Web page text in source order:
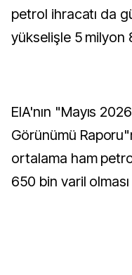
petrol ihracatı da
yükselişle 5 milyon
EIA'nın "Mayıs
Görünümü
ortalama ham
650 bin varil